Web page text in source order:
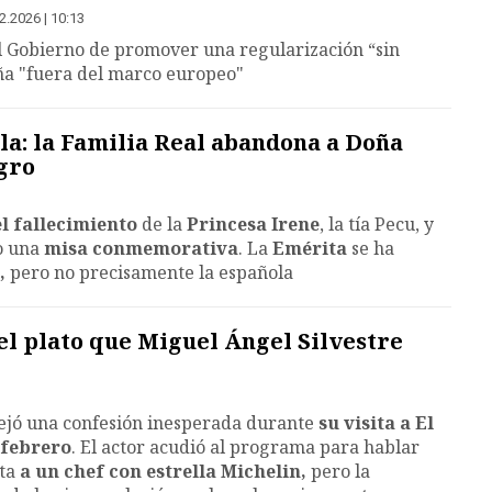
| 10:13
Gobierno de promover una regularización “sin
"fuera del marco europeo"
la Familia Real abandona a Doña
fallecimiento de laPrincesa Irene, la tía Pecu, y
unamisa conmemorativa. LaEmérita se ha
pero no precisamente la española
plato que Miguel Ángel Silvestre
una confesión inesperada durante su visita a El
febrero. El actor acudió al programa para hablar
a un chef con estrella Michelin, pero la